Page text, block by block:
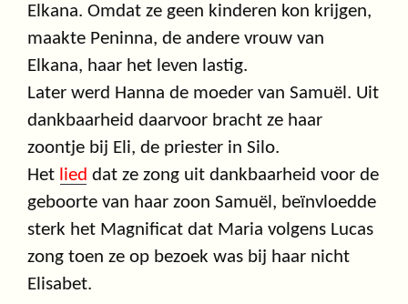
Elkana. Omdat ze geen kinderen kon krijgen,
maakte Peninna, de andere vrouw van
Elkana, haar het leven lastig.
Later werd Hanna de moeder van Samuël. Uit
dankbaarheid daarvoor bracht ze haar
zoontje bij Eli, de priester in Silo.
Het lied dat ze zong uit dankbaarheid voor de
geboorte van haar zoon Samuël, beïnvloedde
sterk het Magnificat dat Maria volgens Lucas
zong toen ze op bezoek was bij haar nicht
Elisabet.